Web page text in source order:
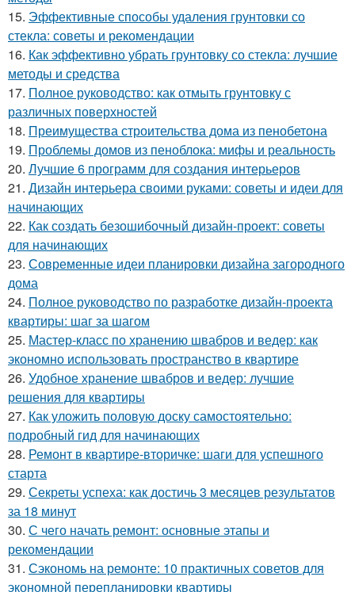
15. Эффективные способы удаления грунтовки со
стекла: советы и рекомендации
16. Как эффективно убрать грунтовку со стекла: лучшие
методы и средства
17. Полное руководство: как отмыть грунтовку с
различных поверхностей
18. Преимущества строительства дома из пенобетона
19. Проблемы домов из пеноблока: мифы и реальность
20. Лучшие 6 программ для создания интерьеров
21. Дизайн интерьера своими руками: советы и идеи для
начинающих
22. Как создать безошибочный дизайн-проект: советы
для начинающих
23. Современные идеи планировки дизайна загородного
дома
24. Полное руководство по разработке дизайн-проекта
квартиры: шаг за шагом
25. Мастер-класс по хранению швабров и ведер: как
экономно использовать пространство в квартире
26. Удобное хранение швабров и ведер: лучшие
решения для квартиры
27. Как уложить половую доску самостоятельно:
подробный гид для начинающих
28. Ремонт в квартире-вторичке: шаги для успешного
старта
29. Секреты успеха: как достичь 3 месяцев результатов
за 18 минут
30. С чего начать ремонт: основные этапы и
рекомендации
31. Сэкономь на ремонте: 10 практичных советов для
экономной перепланировки квартиры